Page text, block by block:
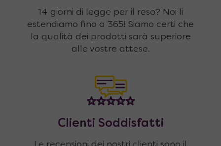
14 giorni di legge per il reso? Noi li
estendiamo fino a 365! Siamo certi che
la qualità dei prodotti sarà superiore
alle vostre attese.
Clienti Soddisfatti